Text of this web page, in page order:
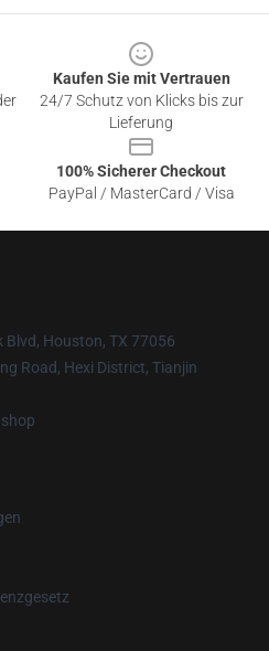
Kaufen Sie mit Vertrauen
24/7 Schutz von Klicks bis zur
Lieferung
100% Sicherer Checkout
PayPal / MasterCard / Visa
Blvd, Houston, TX 77056
Road, Hexi District, Tianjin